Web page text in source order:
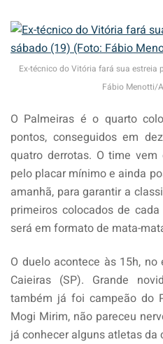
Ex-técnico do Vitória fará sua estreia
Fábio Menotti/
O Palmeiras é o quarto
pontos, conseguidos em
quatro derrotas. O time
pelo placar mínimo e ainda
amanhã, para garantir a
primeiros colocados de
será em formato de mata-
O duelo acontece às 15h,
Caieiras (SP). Grande
também já foi campeão do
Mogi Mirim, não pareceu
já conhecer alguns atletas da